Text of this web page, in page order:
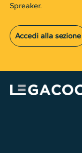
Spreaker.
Accedi alla sezione